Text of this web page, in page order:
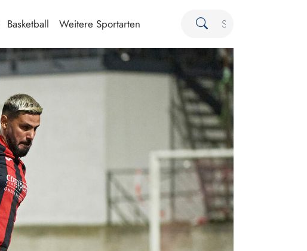
Basketball Weitere Sportarten